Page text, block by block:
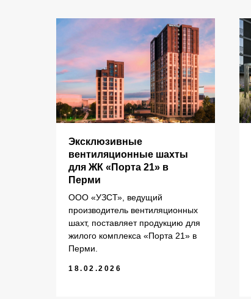
Эксклюзивные
вентиляционные шахты
для ЖК «Порта 21» в
Перми
ООО «УЗСТ», ведущий
производитель вентиляционных
шахт, поставляет продукцию для
жилого комплекса «Порта 21» в
Перми.
18.02.2026
Элементы теплотрасс
Элементы лестниц
Перемычки железобетонные
«УЗСТ» 2026